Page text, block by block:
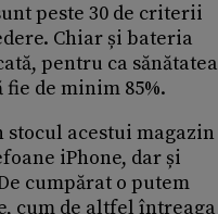
peste 30 de criterii
Chiar și bateria
pentru ca sănătatea
fie de minim 85%.
stocul acestui magazin
iPhone, dar și
cumpărat o putem
cum de altfel întreaga